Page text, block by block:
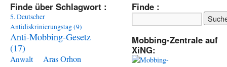
Finde über Schlagwort :
5. Deutscher
Antidiskrinierungstag(9)
Anti-Mobbing-Gesetz
(17)
Anwalt
Aras Orhon
Finde :
Mobbing-Zentrale auf
XiNG: